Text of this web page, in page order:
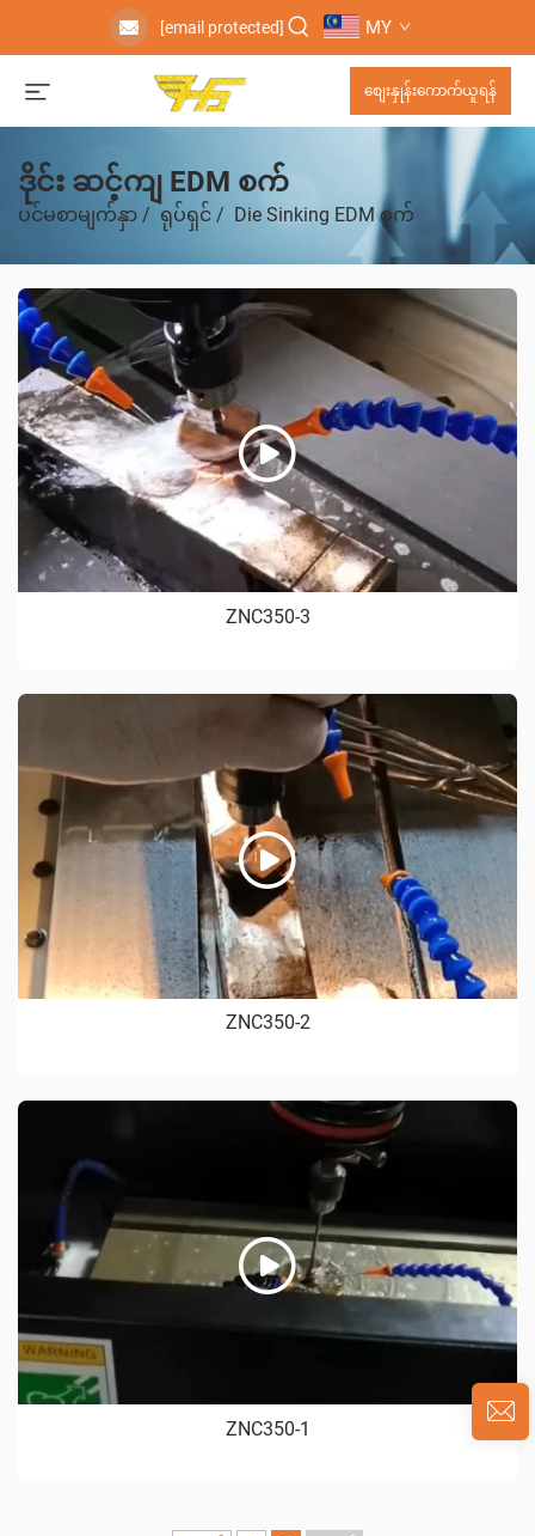
[email protected] MY
စျေးနှုန်းကောက်ယူရန်
ဒိုင်း ဆင့်ကျ EDM စက်
ပင်မစာမျက်နှာ / ရုပ်ရှင် / Die Sinking EDM စက်
ZNC350-3
ZNC350-2
ZNC350-1